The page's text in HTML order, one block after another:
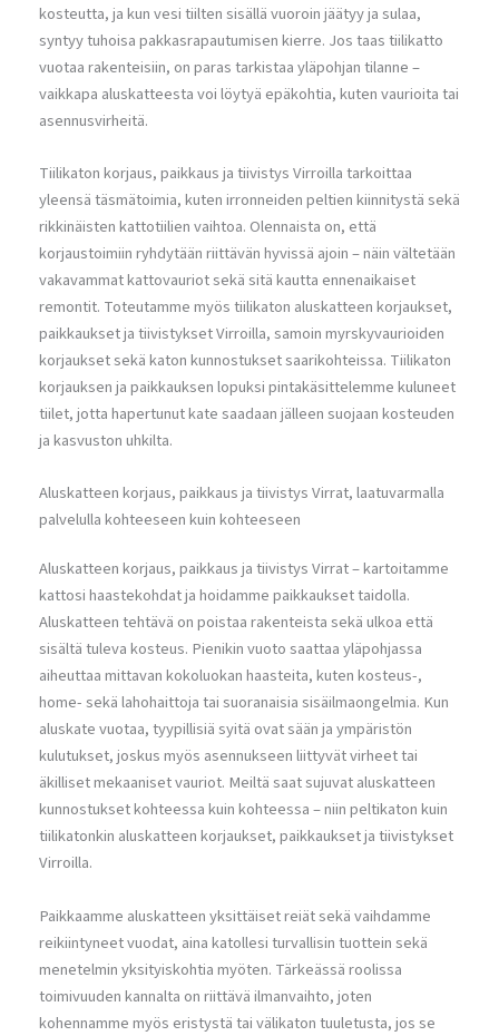
kosteutta, ja kun vesi tiilten sisällä vuoroin jäätyy ja sulaa,
syntyy tuhoisa pakkasrapautumisen kierre. Jos taas tiilikatto
vuotaa rakenteisiin, on paras tarkistaa yläpohjan tilanne –
vaikkapa aluskatteesta voi löytyä epäkohtia, kuten vaurioita tai
asennusvirheitä.
Tiilikaton korjaus, paikkaus ja tiivistys Virroilla tarkoittaa
yleensä täsmätoimia, kuten irronneiden peltien kiinnitystä sekä
rikkinäisten kattotiilien vaihtoa. Olennaista on, että
korjaustoimiin ryhdytään riittävän hyvissä ajoin – näin vältetään
vakavammat kattovauriot sekä sitä kautta ennenaikaiset
remontit. Toteutamme myös tiilikaton aluskatteen korjaukset,
paikkaukset ja tiivistykset Virroilla, samoin myrskyvaurioiden
korjaukset sekä katon kunnostukset saarikohteissa. Tiilikaton
korjauksen ja paikkauksen lopuksi pintakäsittelemme kuluneet
tiilet, jotta hapertunut kate saadaan jälleen suojaan kosteuden
ja kasvuston uhkilta.
Aluskatteen korjaus, paikkaus ja tiivistys Virrat, laatuvarmalla
palvelulla kohteeseen kuin kohteeseen
Aluskatteen korjaus, paikkaus ja tiivistys Virrat – kartoitamme
kattosi haastekohdat ja hoidamme paikkaukset taidolla.
Aluskatteen tehtävä on poistaa rakenteista sekä ulkoa että
sisältä tuleva kosteus. Pienikin vuoto saattaa yläpohjassa
aiheuttaa mittavan kokoluokan haasteita, kuten kosteus-,
home- sekä lahohaittoja tai suoranaisia sisäilmaongelmia. Kun
aluskate vuotaa, tyypillisiä syitä ovat sään ja ympäristön
kulutukset, joskus myös asennukseen liittyvät virheet tai
äkilliset mekaaniset vauriot. Meiltä saat sujuvat aluskatteen
kunnostukset kohteessa kuin kohteessa – niin peltikaton kuin
tiilikatonkin aluskatteen korjaukset, paikkaukset ja tiivistykset
Virroilla.
Paikkaamme aluskatteen yksittäiset reiät sekä vaihdamme
reikiintyneet vuodat, aina katollesi turvallisin tuottein sekä
menetelmin yksityiskohtia myöten. Tärkeässä roolissa
toimivuuden kannalta on riittävä ilmanvaihto, joten
kohennamme myös eristystä tai välikaton tuuletusta, jos se